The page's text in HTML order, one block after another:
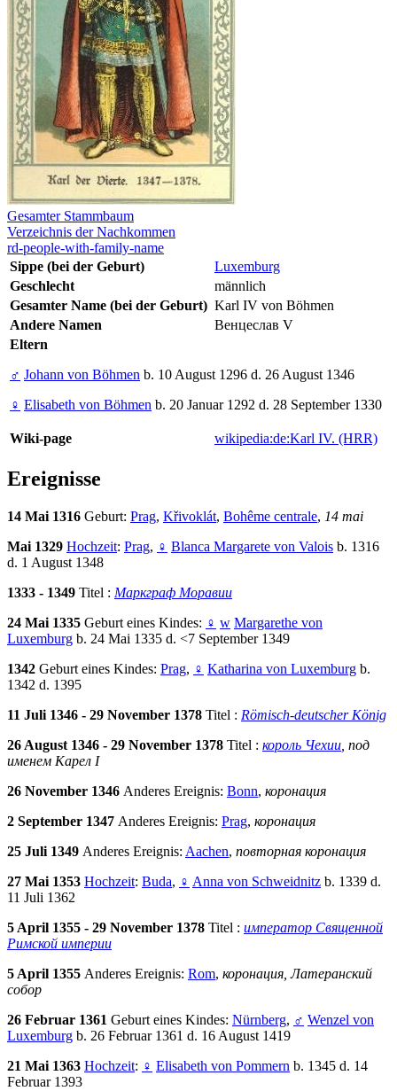
Gesamter Stammbaum
Verzeichnis der Nachkommen
rd-people-with-family-name
Sippe (bei der Geburt)
Luxemburg
Geschlecht
männlich
Gesamter Name (bei der Geburt) Karl IV von Böhmen
Andere Namen
Венцеслав V
Eltern
♂ Johann von Böhmen b. 10 August 1296 d. 26 August 1346
♀ Elisabeth von Böhmen b. 20 Januar 1292 d. 28 September 1330
Wiki-page wikipedia:de:Karl IV. (HRR)
Ereignisse
14 Mai 1316 Geburt: Prag, Křivoklát, Bohême centrale, 14 mai
Mai 1329 Hochzeit: Prag, ♀ Blanca Margarete von Valois b. 1316
d. 1 August 1348
1333 - 1349 Titel : Маркграф Моравии
24 Mai 1335 Geburt eines Kindes: ♀ w Margarethe von
Luxemburg b. 24 Mai 1335 d. <7 September 1349
1342 Geburt eines Kindes: Prag, ♀ Katharina von Luxemburg b.
1342 d. 1395
11 Juli 1346 - 29 November 1378 Titel : Römisch-deutscher König
26 August 1346 - 29 November 1378 Titel : король Чехии , под
именем Карел I
26 November 1346 Anderes Ereignis: Bonn, коронация
2 September 1347 Anderes Ereignis: Prag, коронация
25 Juli 1349 Anderes Ereignis: Aachen, повторная коронация
27 Mai 1353 Hochzeit: Buda, ♀ Anna von Schweidnitz b. 1339 d.
11 Juli 1362
5 April 1355 - 29 November 1378 Titel : император Священной
Римской империи
5 April 1355 Anderes Ereignis: Rom, коронация, Латеранский
собор
26 Februar 1361 Geburt eines Kindes: Nürnberg, ♂ Wenzel von
Luxemburg b. 26 Februar 1361 d. 16 August 1419
21 Mai 1363 Hochzeit: ♀ Elisabeth von Pommern b. 1345 d. 14
Februar 1393